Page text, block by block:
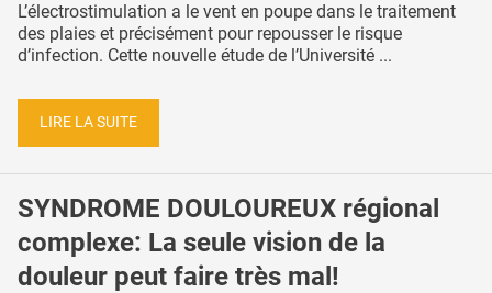
L’électrostimulation a le vent en poupe dans le traitement
des plaies et précisément pour repousser le risque
d’infection. Cette nouvelle étude de l’Université ...
LIRE LA SUITE
SYNDROME DOULOUREUX régional
complexe: La seule vision de la
douleur peut faire très mal!